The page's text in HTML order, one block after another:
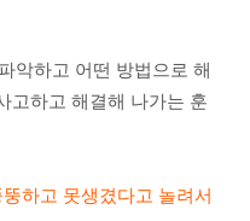
악하고 어떤 방법으로 해
고하고 해결해 나가는 훈
하고 못생겼다고 놀려서